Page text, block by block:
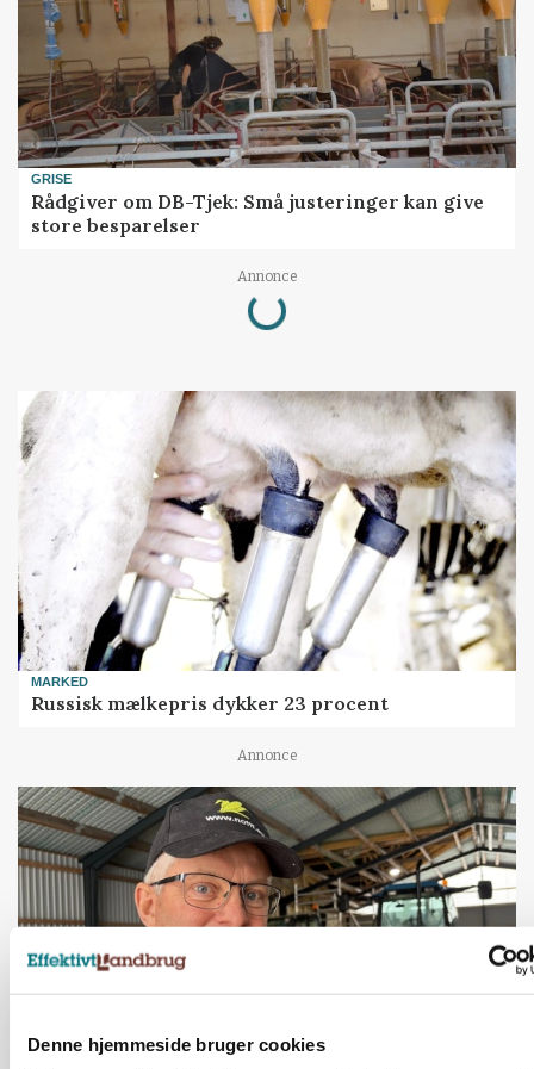
Denne hjemmeside bruger cookies
GRISE
Rådgiver om DB-Tjek: Små justeringer kan give
store besparelser
Annonce
Loading...
MARKED
Russisk mælkepris dykker 23 procent
Annonce